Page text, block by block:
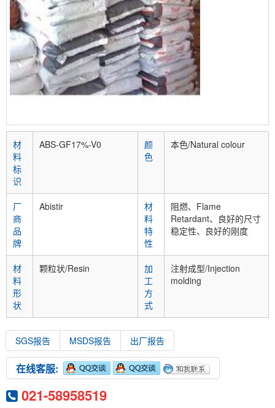
材
料
标
识
ABS-GF17%-V0
颜
色
本色/Natural colour
厂
商
品
牌
Abistir
材
料
特
性
阻燃、Flame
Retardant、良好的尺寸
稳定性、良好的刚度
材
料
形
状
颗粒状/Resin
加
工
方
式
注射成型/Injection
molding
SGS报告 MSDS报告 出厂报告
在线客服:
021-58958519